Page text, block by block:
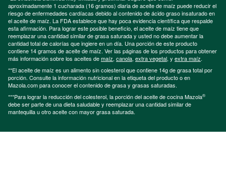
aproximadamente 1 cucharada (16 gramos) diaria de aceite de maíz puede reducir el
riesgo de enfermedades cardíacas debido al contenido de ácido graso insaturado en
el aceite de maíz. La FDA establece que hay poca evidencia científica que respalde
esta afirmación. Para lograr este posible beneficio, el aceite de maíz tiene que
reemplazar una cantidad similar de grasa saturada y usted no debe aumentar la
cantidad total de calorías que ingiere en un día. Una porción de este producto
contiene 14 gramos de aceite de maíz. Ver las páginas de los productos para obtener
más información sobre los aceites demaíz, canola, extra vegetal, y extra maíz.
**El aceite de maíz es un alimento sin colesterol que contiene 14g de grasa total por
porción. Consulte la información nutricional en la etiqueta del producto o en
Mazola.com para conocer el contenido de grasa y grasas saturadas.
***Para lograr la reducción del colesterol, la porción del aceite de cocina Mazola®
debe ser parte de una dieta saludable y reemplazar una cantidad similar de
mantequilla u otro aceite con mayor grasa saturada.